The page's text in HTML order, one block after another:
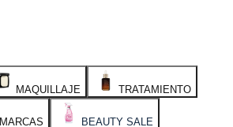
MAQUILLAJE TRATAMIENTO
MARCAS BEAUTY SALE